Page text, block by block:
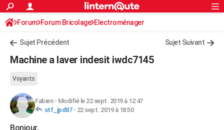
ACTUALITÉS
Politique
Société
Faits Divers
Education
Monde
Villes
+
AUTO
Essais
Réserver un essai
Citadines
Berlines
SUV
Forum auto
+HIGH-TECH
S'inscrire
Connexion
Forum Forum Bricolage Electroménager
Sujet Précédent Sujet Suivant
Machine a laver indesit iwdc7145
Voyants
Fabien- Modifié le 22 sept. 2019 à 12:47
stf_jpd87- 22 sept. 2019 à 18:50
Bonjour,